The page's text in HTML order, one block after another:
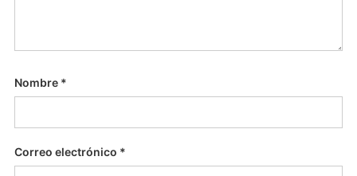
Nombre *
Correo electrónico *